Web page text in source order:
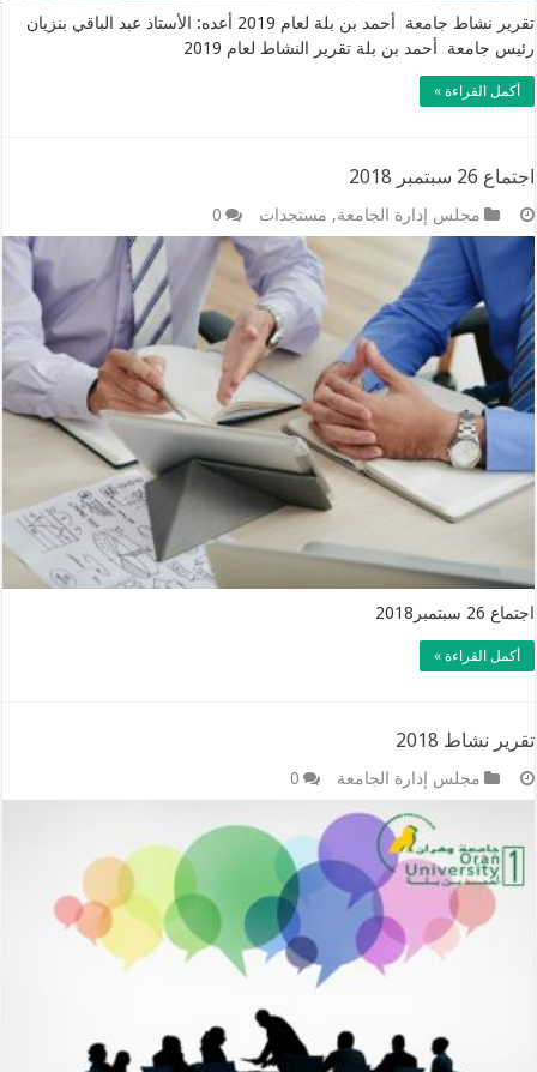
تقرير نشاط جامعة أحمد بن بلة لعام 2019 أعده: الأستاذ عبد الباقي بنزيان
رئيس جامعة أحمد بن بلة تقرير النشاط لعام 2019
أكمل القراءة »
اجتماع 26 سبتمبر 2018
مجلس إدارة الجامعة, مستجدات 0
اجتماع 26 سبتمبر2018
أكمل القراءة »
تقرير نشاط 2018
مجلس إدارة الجامعة 0